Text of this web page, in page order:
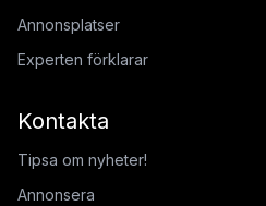
Annonsplatser
Experten förklarar
Kontakta
Tipsa om nyheter!
Annonsera